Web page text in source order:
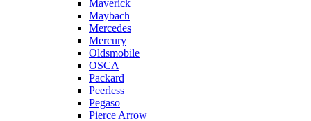
Maverick
Maybach
Mercedes
Mercury
Oldsmobile
OSCA
Packard
Peerless
Pegaso
Pierce Arrow